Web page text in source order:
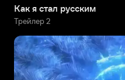
Как я стал русским
Трейлер 2